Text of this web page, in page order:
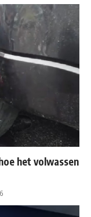
het volwassen